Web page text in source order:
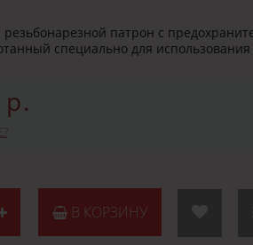
патрон с
специально для использования
В КОРЗИНУ